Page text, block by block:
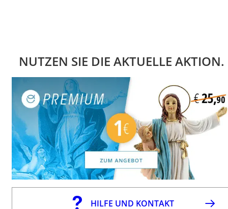
NUTZEN SIE DIE AKTUELLE AKTION.
HILFE UND KONTAKT